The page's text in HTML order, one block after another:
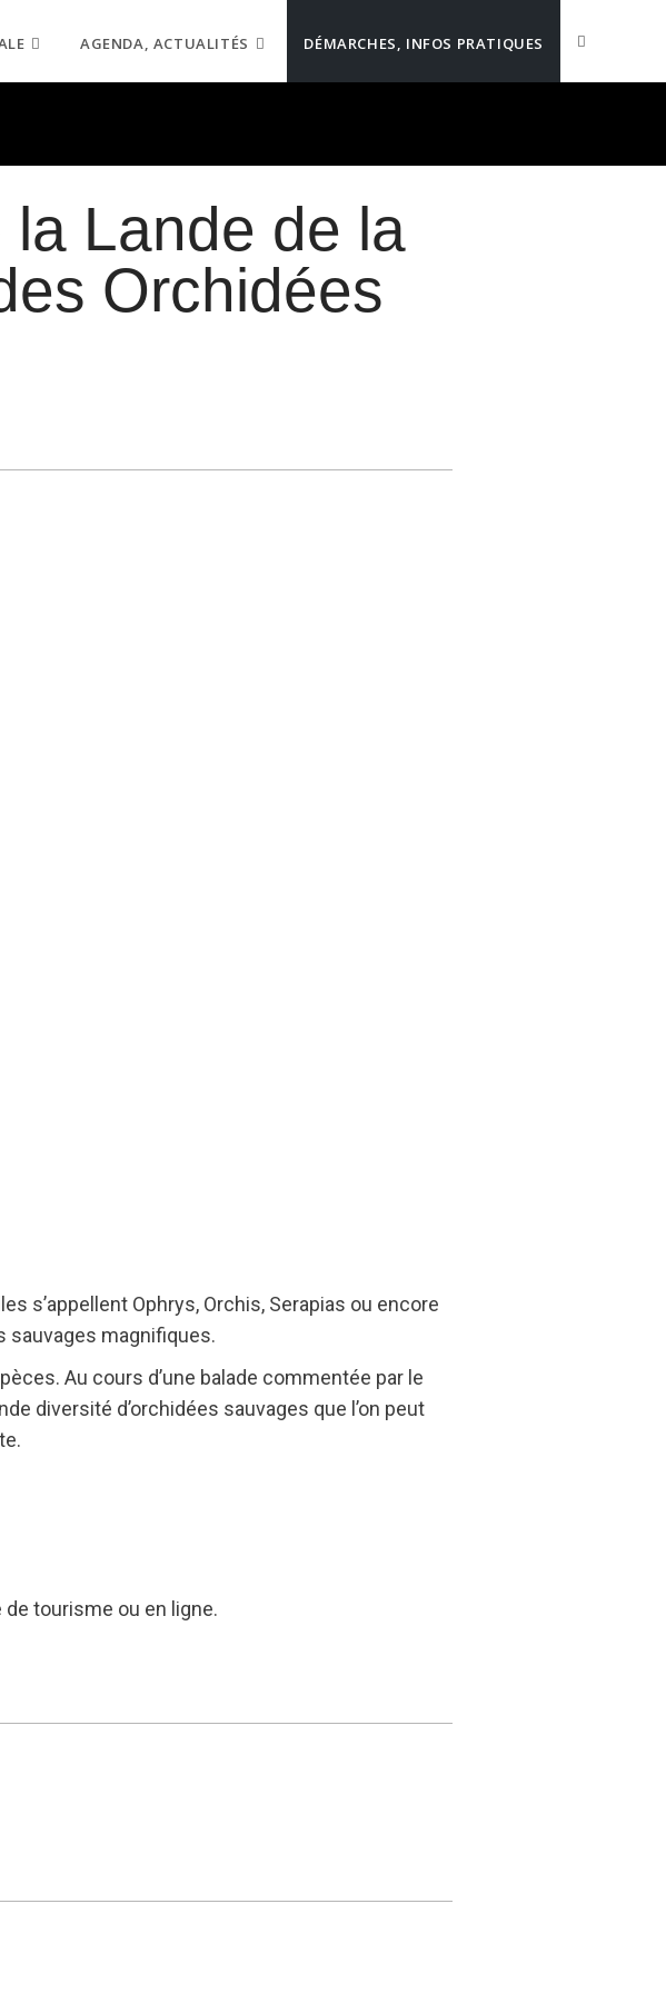
AGENDA, ACTUALITÉS DÉMARCHES, INFOS PRATIQUES
Lande de la
Orchidées
s’appellent Ophrys, Orchis, Serapias ou encore
sauvages magnifiques.
Au cours d’une balade commentée par le
diversité d’orchidées sauvages que l’on peut
de tourisme ou en ligne.